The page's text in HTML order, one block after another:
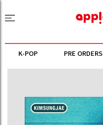
K-POP PRE ORDERS